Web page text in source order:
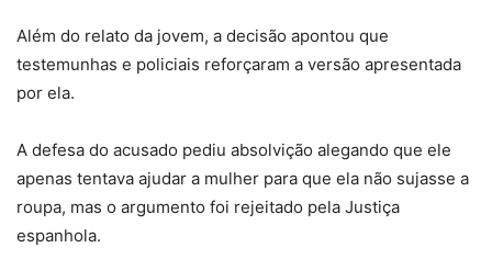
Além do relato da jovem, a decisão apontou que
testemunhas e policiais reforçaram a versão apresentada
por ela.
A defesa do acusado pediu absolvição alegando que ele
apenas tentava ajudar a mulher para que ela não sujasse a
roupa, mas o argumento foi rejeitado pela Justiça
espanhola.